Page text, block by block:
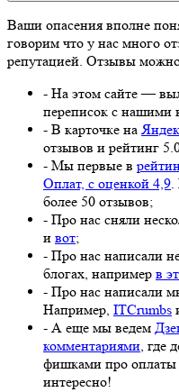
Ваши опасения вполне
говорим что у нас много
репутацией. Отзывы
- На этом сайте —
переписок с нашими
- В карточке на
отзывов и рейтинг
- Мы первые в
Оплат, с оценкой 4,9.
более 50 отзывов;
- Про нас сняли
и вот;
- Про нас написали
блогах, например в
- Про нас написали
Например, ITCrumbs
- А еще мы ведем
комментариями, где
фишками про оплаты
интересно!